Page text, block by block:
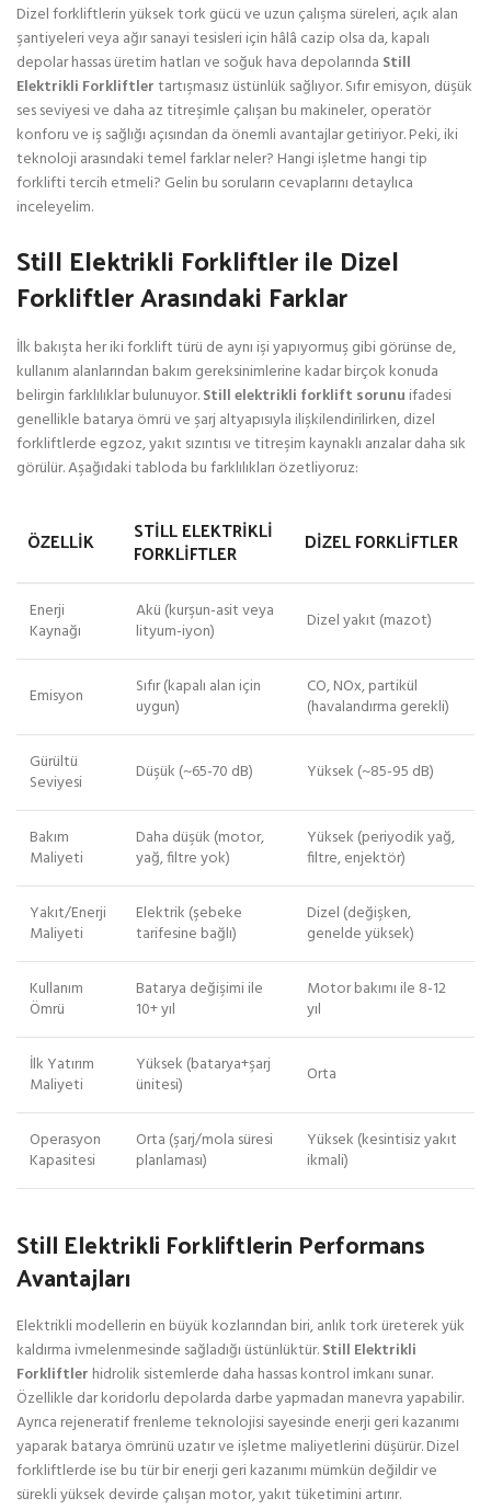
Dizel forkliftlerin yüksek tork gücü ve uzun çalışma süreleri, açık alan
şantiyeleri veya ağır sanayi tesisleri için hâlâ cazip olsa da, kapalı
depolar hassas üretim hatları ve soğuk hava depolarında Still
Elektrikli Forkliftlertartışmasız üstünlük sağlıyor. Sıfır emisyon, düşük
ses seviyesi ve daha az titreşimle çalışan bu makineler, operatör
konforu ve iş sağlığı açısından da önemli avantajlar getiriyor. Peki, iki
teknoloji arasındaki temel farklar neler? Hangi işletme hangi tip
forklifti tercih etmeli? Gelin bu soruların cevaplarını detaylıca
inceleyelim.
Still Elektrikli Forkliftler ile Dizel
Forkliftler Arasındaki Farklar
İlk bakışta her iki forklift türü de aynı işi yapıyormuş gibi görünse de,
kullanım alanlarından bakım gereksinimlerine kadar birçok konuda
belirgin farklılıklar bulunuyor.Still elektrikli forklift sorunu ifadesi
genellikle batarya ömrü ve şarj altyapısıyla ilişkilendirilirken, dizel
forkliftlerde egzoz, yakıt sızıntısı ve titreşim kaynaklı arızalar daha sık
görülür. Aşağıdaki tabloda bu farklılıkları özetliyoruz:
ÖZELLIK STILL ELEKTRIKLI
FORKLIFTLER DIZEL FORKLIFTLER
Enerji
Kaynağı
Akü (kurşun-asit veya
lityum-iyon)
Dizel yakıt (mazot)
Emisyon
Sıfır (kapalı alan için
uygun)
CO, NOx, partikül
(havalandırma gerekli)
Gürültü
Seviyesi
Düşük (~65-70 dB) Yüksek (~85-95 dB)
Bakım
Maliyeti
Daha düşük (motor,
yağ, filtre yok)
Yüksek (periyodik yağ,
filtre, enjektör)
Yakıt/Enerji
Maliyeti
Elektrik (şebeke
tarifesine bağlı)
Dizel (değişken,
genelde yüksek)
Kullanım
Ömrü
Batarya değişimi ile
10+ yıl
Motor bakımı ile 8-12
yıl
İlk Yatırım
Maliyeti
Yüksek (batarya+şarj
ünitesi)
Orta
Operasyon
Kapasitesi
Orta (şarj/mola süresi
planlaması)
Yüksek (kesintisiz yakıt
ikmali)
Still Elektrikli Forkliftlerin Performans
Avantajları
Elektrikli modellerin en büyük kozlarından biri, anlık tork üreterek yük
kaldırma ivmelenmesinde sağladığı üstünlüktür.Still Elektrikli
Forkliftler hidrolik sistemlerde daha hassas kontrol imkanı sunar.
Özellikle dar koridorlu depolarda darbe yapmadan manevra yapabilir.
Ayrıca rejeneratif frenleme teknolojisi sayesinde enerji geri kazanımı
yaparak batarya ömrünü uzatır ve işletme maliyetlerini düşürür. Dizel
forkliftlerde ise bu tür bir enerji geri kazanımı mümkün değildir ve
sürekli yüksek devirde çalışan motor, yakıt tüketimini artırır.